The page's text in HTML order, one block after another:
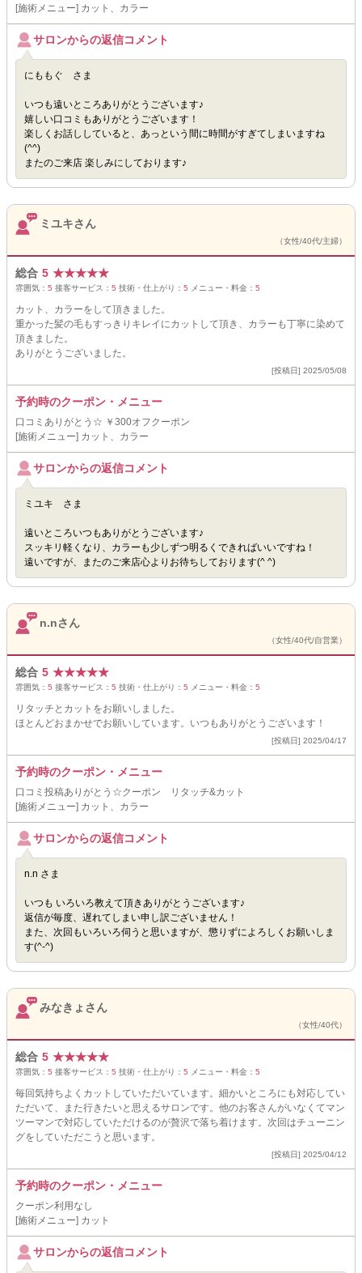
[施術メニュー] カット、カラー
サロンからの返信コメント
にももぐ さま
いつも遠いところありがとうございます♪
嬉しい口コミもありがとうございます！
楽しくお話ししていると、あっという間に時間がすぎてしまいますね
(^^)
またのご来店 楽しみにしております♪
ミユキさん
（女性/40代/主婦）
総合 5 ★★★★★
雰囲気： 5 接客サービス： 5 技術・仕上がり： 5 メニュー・料金： 5
カット、カラーをして頂きました。
重かった髪の毛もすっきりキレイにカットして頂き、カラーも丁寧に染めて
頂きました。
ありがとうございました。
[投稿日] 2025/05/08
予約時のクーポン・メニュー
口コミありがとう☆ ￥300オフクーポン
[施術メニュー] カット、カラー
サロンからの返信コメント
ミユキ さま
遠いところいつもありがとうございます♪
スッキリ軽くなり、カラーも少しずつ明るくできればいいですね！
遠いですが、またのご来店心よりお待ちしております(^ ^)
n.nさん
（女性/40代/自営業）
総合 5 ★★★★★
雰囲気： 5 接客サービス： 5 技術・仕上がり： 5 メニュー・料金： 5
リタッチとカットをお願いしました。
ほとんどおまかせでお願いしています。いつもありがとうございます！
[投稿日] 2025/04/17
予約時のクーポン・メニュー
口コミ投稿ありがとう☆クーポン リタッチ&カット
[施術メニュー] カット、カラー
サロンからの返信コメント
n.n さま
いつも いろいろ教えて頂きありがとうございます♪
返信が毎度、遅れてしまい申し訳ございません！
また、次回もいろいろ伺うと思いますが、懲りずによろしくお願いしま
す(^-^)
みなきょさん
（女性/40代）
総合 5 ★★★★★
雰囲気： 5 接客サービス： 5 技術・仕上がり： 5 メニュー・料金： 5
毎回気持ちよくカットしていただいています。細かいところにも対応してい
ただいて、また行きたいと思えるサロンです。他のお客さんがいなくてマン
ツーマンで対応していただけるのが贅沢で落ち着けます。次回はチューニン
グをしていただこうと思います。
[投稿日] 2025/04/12
予約時のクーポン・メニュー
クーポン利用なし
[施術メニュー] カット
サロンからの返信コメント